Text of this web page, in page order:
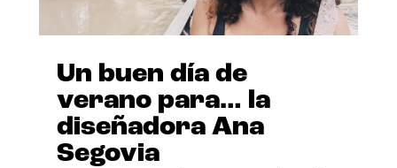
Un buen día de
verano para… la
diseñadora Ana
Segovia